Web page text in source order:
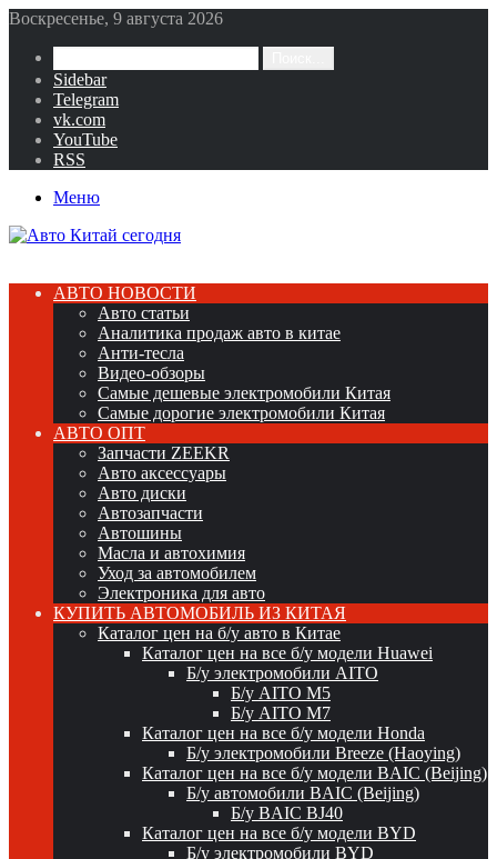
Воскресенье, 9 августа 2026
Sidebar
Telegram
vk.com
YouTube
RSS
Меню
АВТО НОВОСТИ
Авто статьи
Аналитика продаж авто в китае
Анти-тесла
Видео-обзоры
Самые дешевые электромобили Китая
Самые дорогие электромобили Китая
АВТО ОПТ
Запчасти ZEEKR
Авто аксессуары
Авто диски
Автозапчасти
Автошины
Масла и автохимия
Уход за автомобилем
Электроника для авто
КУПИТЬ АВТОМОБИЛЬ ИЗ КИТАЯ
Каталог цен на б/у авто в Китае
Каталог цен на все б/у модели Huawei
Б/у электромобили AITO
Б/у AITO M5
Б/у AITO M7
Каталог цен на все б/у модели Honda
Б/у электромобили Breeze (Haoying)
Каталог цен на все б/у модели BAIC (Beijing)
Б/у автомобили BAIC (Beijing)
Б/у BAIC BJ40
Каталог цен на все б/у модели BYD
Б/у электромобили BYD